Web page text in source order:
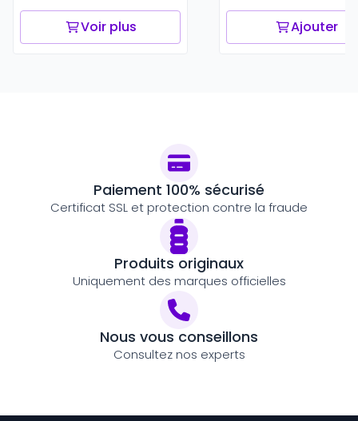
Voir plus Ajouter
Paiement 100% sécurisé
Certificat SSL et protection contre la fraude
Produits originaux
Uniquement des marques officielles
Nous vous conseillons
Consultez nos experts